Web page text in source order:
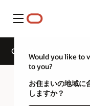
メニュー
Would you like to
to you?
お住まいの地域に
しますか？
Cloud Service Track